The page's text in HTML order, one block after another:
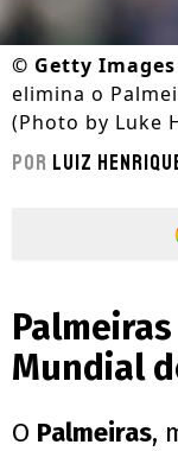
© Getty Images
elimina o
(Photo by Luke
Por Luiz
Mundial
O Palmeiras,